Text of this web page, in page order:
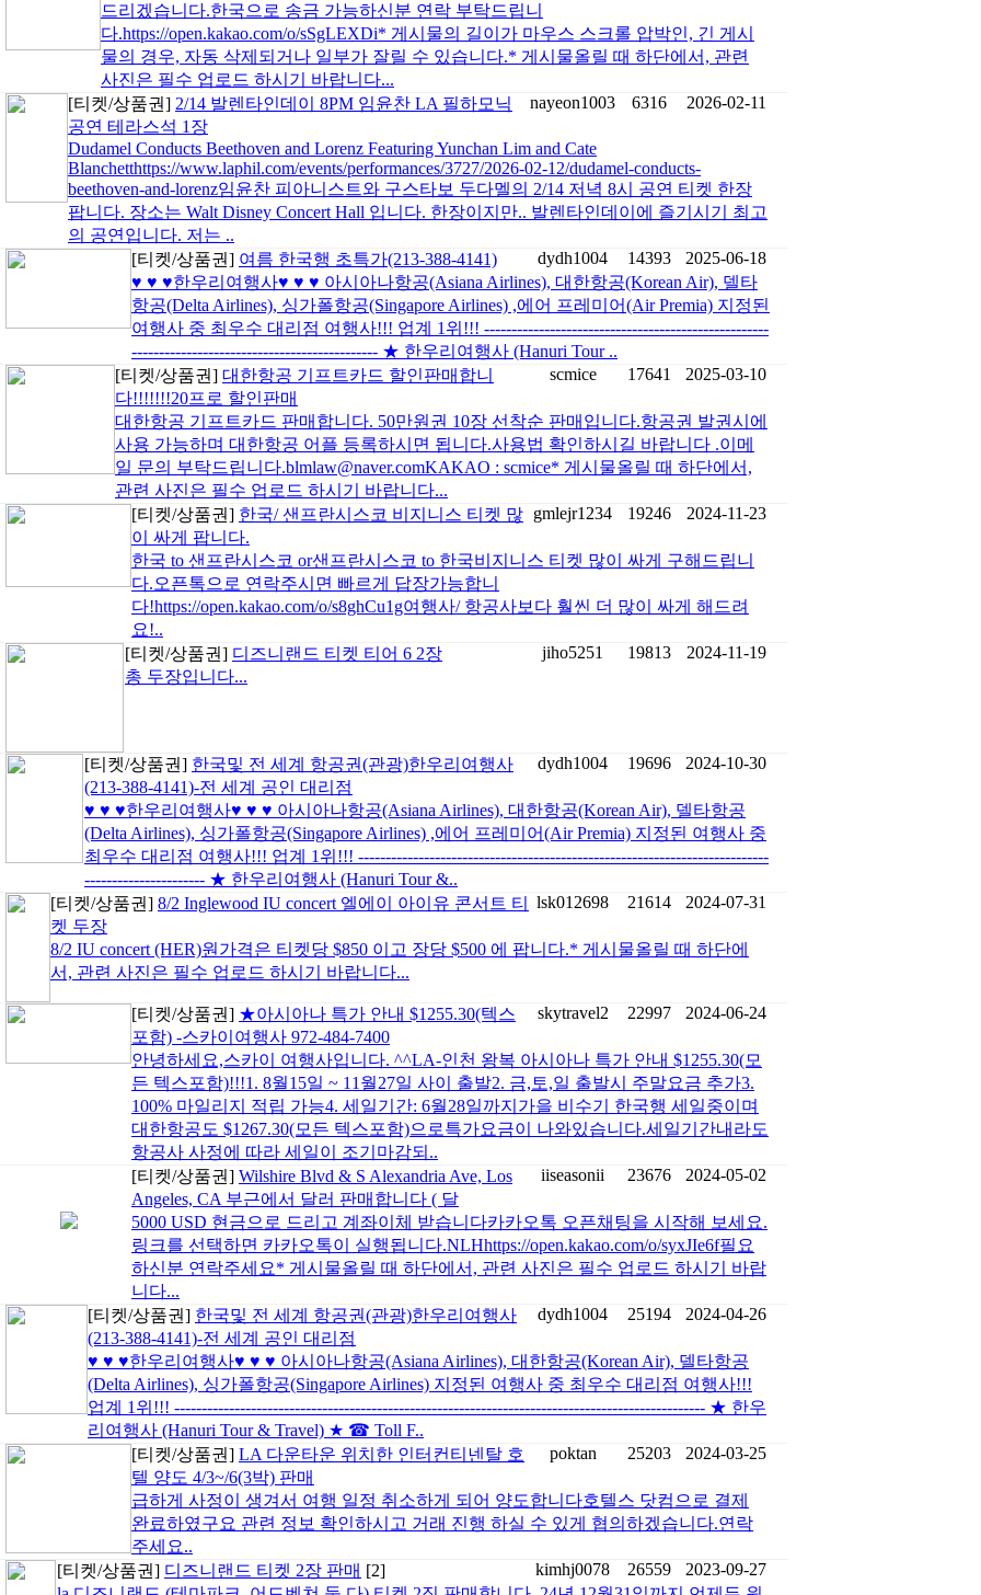
드리겠습니다.한국으로 송금 가능하신분 연락 부탁드립니
다.https://open.kakao.com/o/sSgLEXDi* 게시물의 길이가 마우스 스크롤 압박인, 긴 게시
물의 경우, 자동 삭제되거나 일부가 잘릴 수 있습니다.* 게시물올릴 때 하단에서, 관련
사진은 필수 업로드 하시기 바랍니다...
[티켓/상품권] 2/14 발렌타인데이 8PM 임윤찬 LA 필하모닉
공연 테라스석 1장
nayeon1003 6316 2026-02-11
Dudamel Conducts Beethoven and Lorenz Featuring Yunchan Lim and Cate
Blanchetthttps://www.laphil.com/events/performances/3727/2026-02-12/dudamel-conducts-
beethoven-and-lorenz임윤찬 피아니스트와 구스타보 두다멜의 2/14 저녁 8시 공연 티켓 한장
팝니다. 장소는 Walt Disney Concert Hall 입니다. 한장이지만.. 발렌타인데이에 즐기시기 최고
의 공연입니다. 저는 ..
[티켓/상품권] 여름 한국행 초특가(213-388-4141) dydh1004 14393
2025-06-18
♥ ♥ ♥한우리여행사♥ ♥ ♥ 아시아나항공(Asiana Airlines), 대한항공(Korean Air), 델타
항공(Delta Airlines), 싱가폴항공(Singapore Airlines) ,에어 프레미어(Air Premia) 지정된
여행사 중 최우수 대리점 여행사!!! 업계 1위!!! ----------------------------------------------------
--------------------------------------------- ★ 한우리여행사 (Hanuri Tour ..
[티켓/상품권] 대한항공 기프트카드 할인판매합니
다!!!!!!!20프로 할인판매
scmice 17641 2025-03-10
대한항공 기프트카드 판매합니다. 50만원권 10장 선착순 판매입니다.항공권 발권시에
사용 가능하며 대한항공 어플 등록하시면 됩니다.사용법 확인하시길 바랍니다 .이메
일 문의 부탁드립니다.blmlaw@naver.comKAKAO : scmice* 게시물올릴 때 하단에서,
관련 사진은 필수 업로드 하시기 바랍니다...
[티켓/상품권] 한국/ 샌프란시스코 비지니스 티켓 많
이 싸게 팝니다.
gmlejr1234 19246 2024-11-23
한국 to 샌프란시스코 or샌프란시스코 to 한국비지니스 티켓 많이 싸게 구해드립니
다.오픈톡으로 연락주시면 빠르게 답장가능합니
다!https://open.kakao.com/o/s8ghCu1g여행사/ 항공사보다 훨씬 더 많이 싸게 해드려
요!..
[티켓/상품권] 디즈니랜드 티켓 티어 6 2장 jiho5251 19813
2024-11-19
총 두장입니다...
[티켓/상품권] 한국및 전 세계 항공권(관광)한우리여행사
(213-388-4141)-전 세계 공인 대리점
dydh1004 19696 2024-10-30
♥ ♥ ♥한우리여행사♥ ♥ ♥ 아시아나항공(Asiana Airlines), 대한항공(Korean Air), 델타항공
(Delta Airlines), 싱가폴항공(Singapore Airlines) ,에어 프레미어(Air Premia) 지정된 여행사 중
최우수 대리점 여행사!!! 업계 1위!!! ---------------------------------------------------------------------------
---------------------- ★ 한우리여행사 (Hanuri Tour &..
[티켓/상품권] 8/2 Inglewood IU concert 엘에이 아이유 콘서트 티
켓 두장
lsk012698 21614 2024-07-31
8/2 IU concert (HER)원가격은 티켓당 $850 이고 장당 $500 에 팝니다.* 게시물올릴 때 하단에
서, 관련 사진은 필수 업로드 하시기 바랍니다...
[티켓/상품권] ★아시아나 특가 안내 $1255.30(텍스
포함) -스카이여행사 972-484-7400
skytravel2 22997 2024-06-24
안녕하세요,스카이 여행사입니다. ^^LA-인천 왕복 아시아나 특가 안내 $1255.30(모
든 텍스포함)!!!1. 8월15일 ~ 11월27일 사이 출발2. 금,토,일 출발시 주말요금 추가3.
100% 마일리지 적립 가능4. 세일기간: 6월28일까지가을 비수기 한국행 세일중이며
대한항공도 $1267.30(모든 텍스포함)으로특가요금이 나와있습니다.세일기간내라도
항공사 사정에 따라 세일이 조기마감되..
[티켓/상품권] Wilshire Blvd & S Alexandria Ave, Los
Angeles, CA 부근에서 달러 판매합니다 ( 달
iiseasonii 23676 2024-05-02
5000 USD 현금으로 드리고 계좌이체 받습니다카카오톡 오픈채팅을 시작해 보세요.
링크를 선택하면 카카오톡이 실행됩니다.NLHhttps://open.kakao.com/o/syxJIe6f필요
하신분 연락주세요* 게시물올릴 때 하단에서, 관련 사진은 필수 업로드 하시기 바랍
니다...
[티켓/상품권] 한국및 전 세계 항공권(관광)한우리여행사
(213-388-4141)-전 세계 공인 대리점
dydh1004 25194 2024-04-26
♥ ♥ ♥한우리여행사♥ ♥ ♥ 아시아나항공(Asiana Airlines), 대한항공(Korean Air), 델타항공
(Delta Airlines), 싱가폴항공(Singapore Airlines) 지정된 여행사 중 최우수 대리점 여행사!!!
업계 1위!!! ------------------------------------------------------------------------------------------------- ★ 한우
리여행사 (Hanuri Tour & Travel) ★ ☎ Toll F..
[티켓/상품권] LA 다운타운 위치한 인터컨티넨탈 호
텔 양도 4/3~/6(3박) 판매
poktan 25203 2024-03-25
급하게 사정이 생겨서 여행 일정 취소하게 되어 양도합니다호텔스 닷컴으로 결제
완료하였구요 관련 정보 확인하시고 거래 진행 하실 수 있게 협의하겠습니다.연락
주세요..
[티켓/상품권] 디즈니랜드 티켓 2장 판매 [2] kimhj0078 26559
2023-09-27